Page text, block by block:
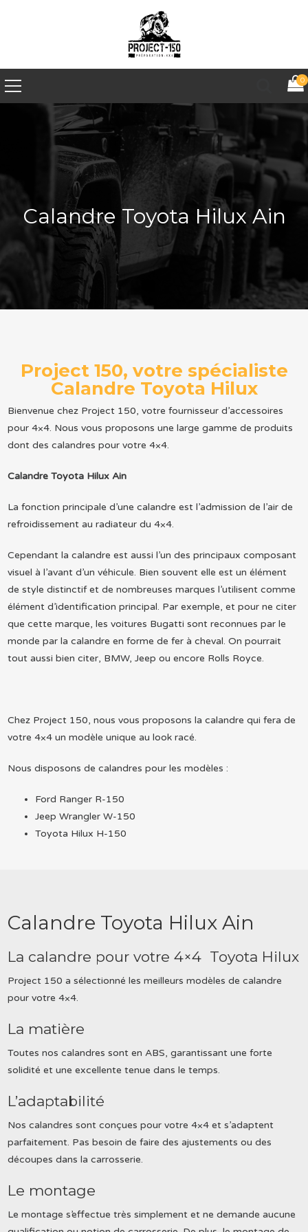
0
Calandre Toyota Hilux Ain
Project 150, votre spécialiste
Calandre Toyota Hilux
Bienvenue chez Project 150, votre fournisseur d’accessoires
pour 4×4. Nous vous proposons une large gamme de produits
dont des calandres pour votre 4×4.
Calandre Toyota Hilux Ain
La fonction principale d’une calandre est l’admission de l’air de
refroidissement au radiateur du 4×4.
Cependant la calandre est aussi l’un des principaux composant
visuel à l’avant d’un véhicule. Bien souvent elle est un élément
de style distinctif et de nombreuses marques l’utilisent comme
élément d’identification principal. Par exemple, et pour ne citer
que cette marque, les voitures Bugatti sont reconnues par le
monde par la calandre en forme de fer à cheval. On pourrait
tout aussi bien citer, BMW, Jeep ou encore Rolls Royce.
Chez Project 150, nous vous proposons la calandre qui fera de
votre 4×4 un modèle unique au look racé.
Nous disposons de calandres pour les modèles :
Ford Ranger R-150
Jeep Wrangler W-150
Toyota Hilux H-150
Calandre Toyota Hilux Ain
La calandre pour votre 4×4 Toyota Hilux
Project 150 a sélectionné les meilleurs modèles de calandre
pour votre 4×4.
La matière
Toutes nos calandres sont en ABS, garantissant une forte
solidité et une excellente tenue dans le temps.
L’adaptabilité
Nos calandres sont conçues pour votre 4×4 et s’adaptent
parfaitement. Pas besoin de faire des ajustements ou des
découpes dans la carrosserie.
Le montage
Le montage s’effectue très simplement et ne demande aucune